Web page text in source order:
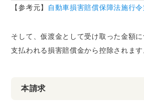
【参考元】 自動車損害賠償保障法施行令
そして、仮渡金として受け取った金額
支払われる損害賠償金から控除されます
本請求